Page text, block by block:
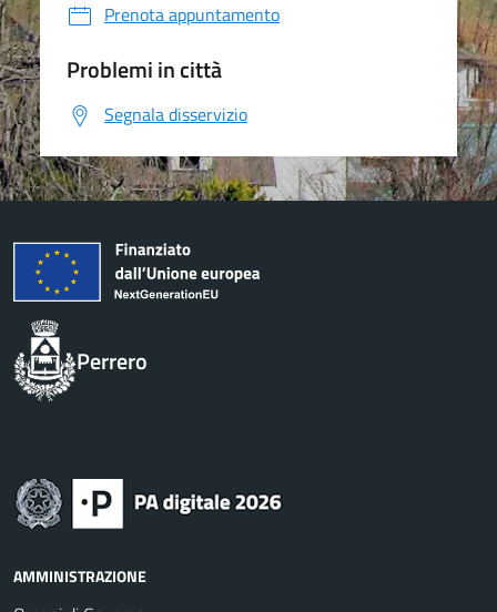
Prenota appuntamento
Problemi in città
Segnala disservizio
Perrero
AMMINISTRAZIONE